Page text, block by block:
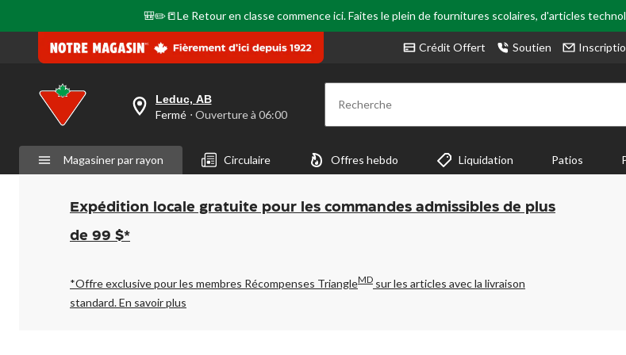
🎒✏️📒Le Retour en classe commence ici. Faites le plein de fournitures scolaires, d'articles
Crédit Offert Soutien
votre
est
Leduc,
AB,
Fermé,
Ouverture
à
pour
changer
Leduc, AB
Fermé ⋅ Ouverture à 06:00 Recherche
Magasiner par rayon Circulaire Offres hebdo Liquidation Patios
Expédition locale gratuite pour les commandes admissibles de plus
de 99 $*
*Offre exclusive pour les membres Récompenses TriangleMD sur les articles avec la livraison
standard.En savoir plus
page.